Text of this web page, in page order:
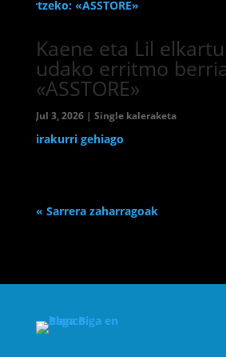
Kaene eta Lil
udako erritmo
«ASSTORE»
Jul 3, 2026| Single kaleraketa
irakurri gehiago
« Sarrera zaharragoak